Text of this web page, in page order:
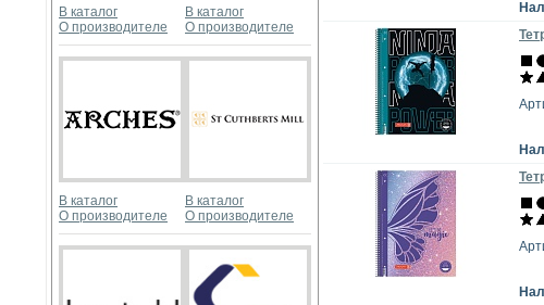
В каталог
О производителе
В каталог
О производителе
В каталог
О производителе
В каталог
О производителе